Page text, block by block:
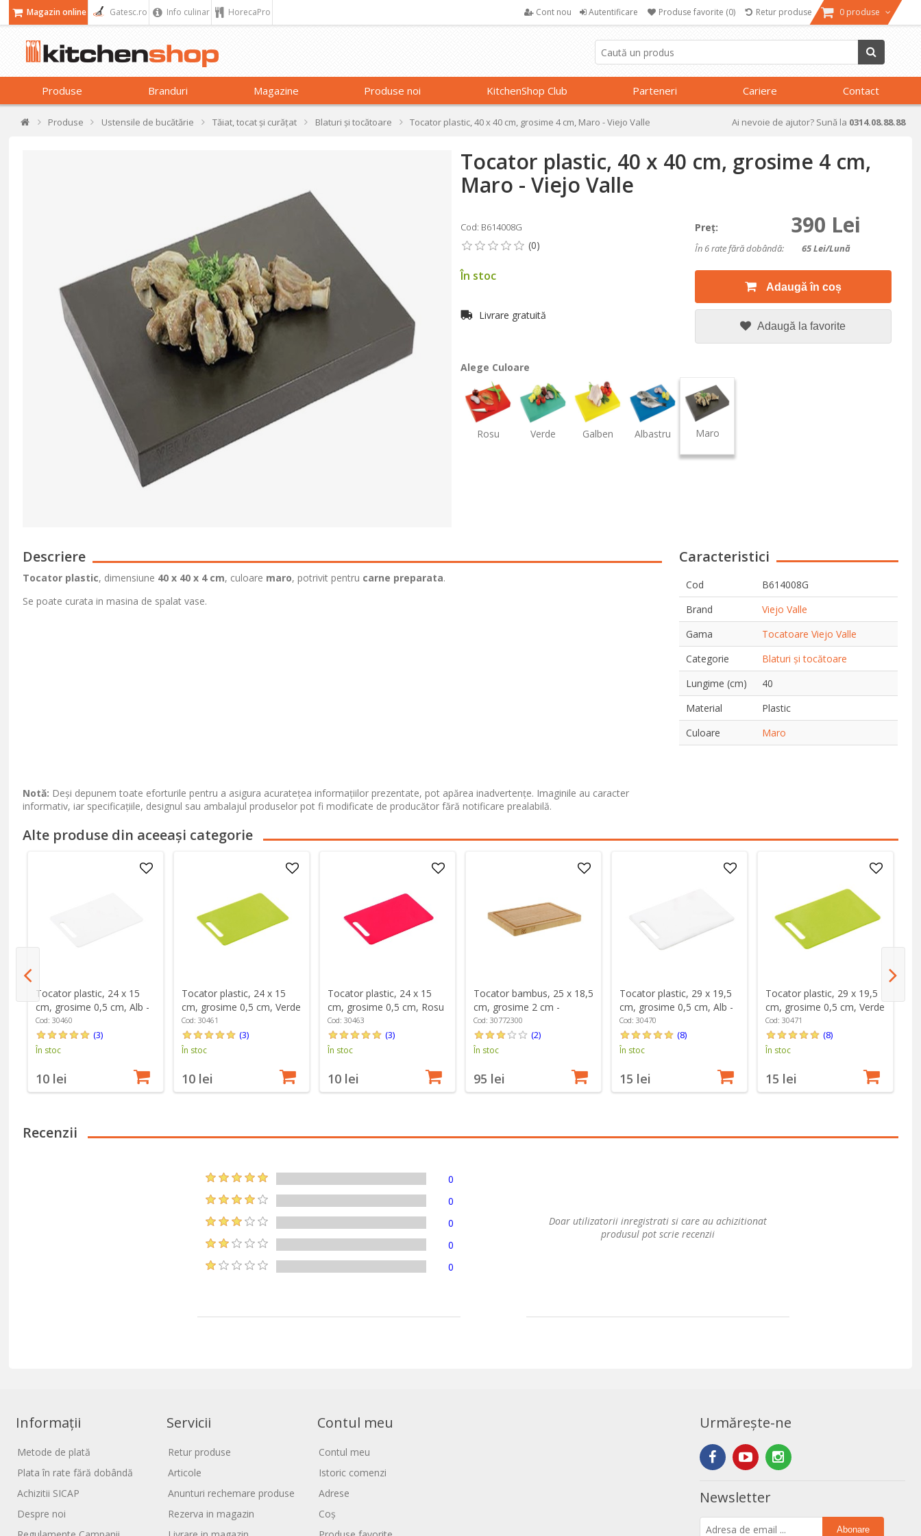
Magazin online Gatesc.ro Info culinar HorecaPro Cont nou Autentificare Produse favorite (0) Retur produse 0 produse
Produse Branduri Magazine Produse noi KitchenShop Club Parteneri Cariere Contact
Produse Ustensile de bucătărie Tăiat, tocat și curățat Blaturi și tocătoare Tocator plastic, 40 x 40 cm, grosime 4 cm, Maro - Viejo Valle Ai nevoie de ajutor? Sună la 0314.08.88.88
Tocator plastic, 40 x 40 cm, grosime 4 cm,
Maro - Viejo Valle
Cod: B614008G
În stoc
Livrare gratuită
Preţ: 390 Lei
În 6 rate fără dobândă: 65Lei/lună
Adaugă în coș
Adaugă la favorite
Alege Culoare
Rosu Verde Galben Albastru Maro
Descriere
Tocator plastic, dimensiune 40 x 40 x 4 cm, culoare maro, potrivit pentru carne preparata.
Se poate curata in masina de spalat vase.
Caracteristici
Cod
B614008G
Brand
Viejo Valle
Gama
Tocatoare Viejo Valle
Categorie
Blaturi și tocătoare
Lungime (cm)
40
Material
Plastic
Culoare
Maro
Notă: Deși depunem toate eforturile pentru a asigura acuratețea informațiilor prezentate, pot apărea inadvertențe. Imaginile au caracter
informativ, iar specificațiile, designul sau ambalajul produselor pot fi modificate de producător fără notificare prealabilă.
Alte produse din aceeași categorie
Tocator plastic, 24 x 15
cm, grosime 0,5 cm, Alb -
Kesper
Cod: 30460
(3)
În stoc
10 lei
Tocator plastic, 24 x 15
cm, grosime 0,5 cm, Verde
- Kesper
Cod: 30461
(3)
În stoc
10 lei
Tocator plastic, 24 x 15
cm, grosime 0,5 cm, Rosu
- Kesper
Cod: 30463
(3)
În stoc
10 lei
Tocator bambus, 25 x 18,5
cm, grosime 2 cm -
Zwilling
Cod: 30772300
(2)
În stoc
95 lei
Tocator plastic, 29 x 19,5
cm, grosime 0,5 cm, Alb -
Kesper
Cod: 30470
(8)
În stoc
15 lei
Tocator plastic, 29 x 19,5
cm, grosime 0,5 cm, Verde
- Kesper
Cod: 30471
(8)
În stoc
15 lei
Recenzii
0
0
0
0
0
Doar utilizatorii inregistrati si care au achizitionat
produsul pot scrie recenzii
Informații
Metode de plată
Plata în rate fără dobândă
Achizitii SICAP
Despre noi
Servicii
Retur produse
Articole
Anunturi rechemare produse
Rezerva in magazin
Contul meu
Contul meu
Istoric comenzi
Adrese
Coș
Urmărește-ne
Newsletter
Abonare